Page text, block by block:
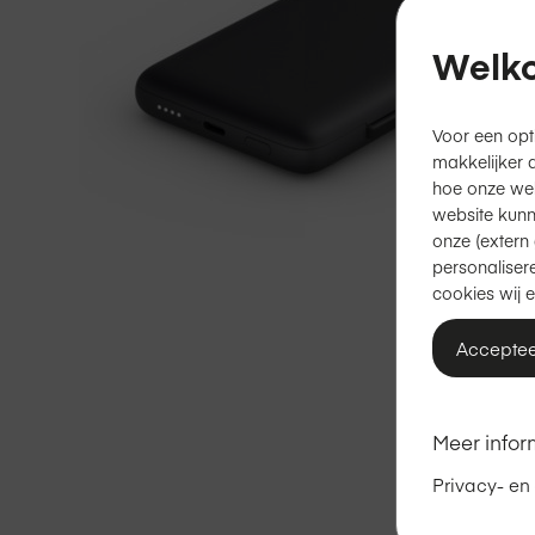
Voor een
makkelijker
hoe onze
website
onze
cookies wij
Meer
Privacy-